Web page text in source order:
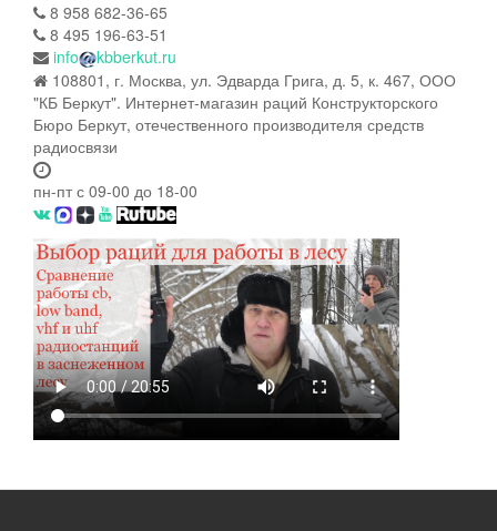
8 958 682-36-65
8 495 196-63-51
info
kbberkut.ru
108801, г. Москва, ул. Эдварда Грига, д. 5, к. 467, ООО
"КБ Беркут". Интернет-магазин раций Конструкторского
Бюро Беркут, отечественного производителя средств
радиосвязи
пн-пт с 09-00 до 18-00